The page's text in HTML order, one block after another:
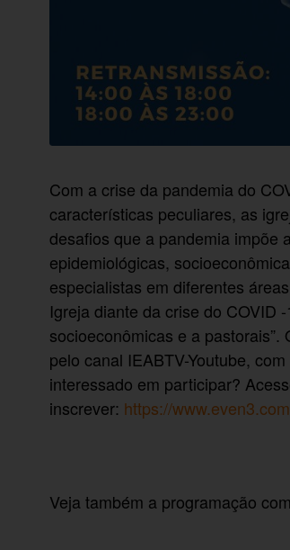
Com a crise da pandemia do
características peculiares, as
desafios que a pandemia impõe
epidemiológicas,
especialistas em diferentes
Igreja diante da crise do COVID
socioeconômicas e a
pelo canal IEABTV-Youtube,
interessado em participar?
inscrever: https://
Veja também a programação